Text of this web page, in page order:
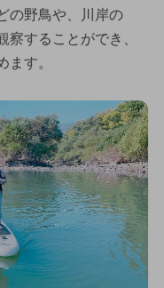
の野鳥や、川岸の
することができ、
ます。